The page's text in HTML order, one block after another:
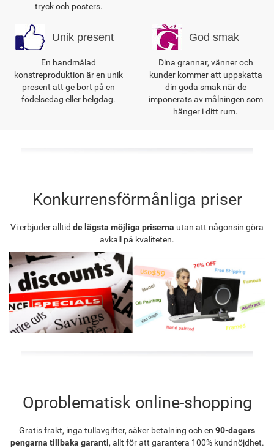
tryck och posters.
Unik present
En handmålad
konstreproduktion är en unik
present att ge bort på en
födelsedag eller helgdag.
God smak
Dina grannar, vänner och
kunder kommer att uppskatta
din goda smak när de
imponerats av målningen som
hänger i ditt rum.
Konkurrensförmånliga priser
Vi erbjuder alltid de lägsta möjliga priserna utan att någonsin göra
avkall på kvaliteten.
Oproblematisk online-shopping
Gratis frakt, inga tullavgifter, säker betalning och en 90-dagars
pengarna tillbaka garanti, allt för att garantera 100% kundnöjdhet.